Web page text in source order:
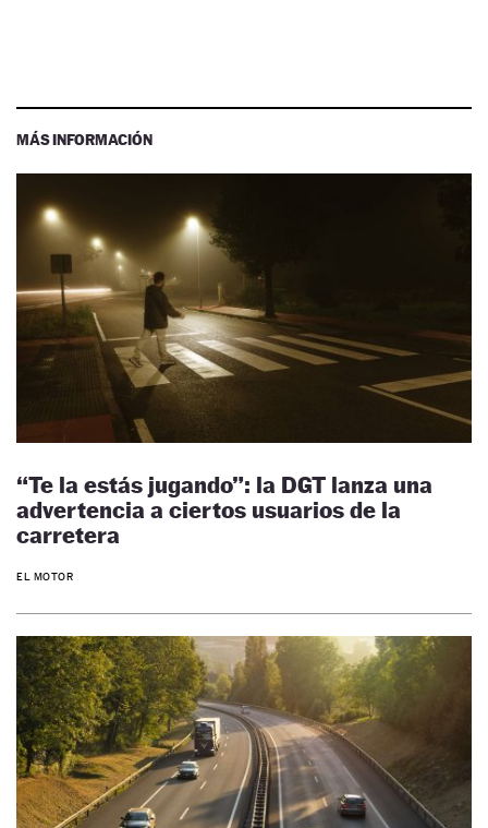
MÁS INFORMACIÓN
“Te la estás jugando”: la DGT lanza una
advertencia a ciertos usuarios de la
carretera
EL MOTOR